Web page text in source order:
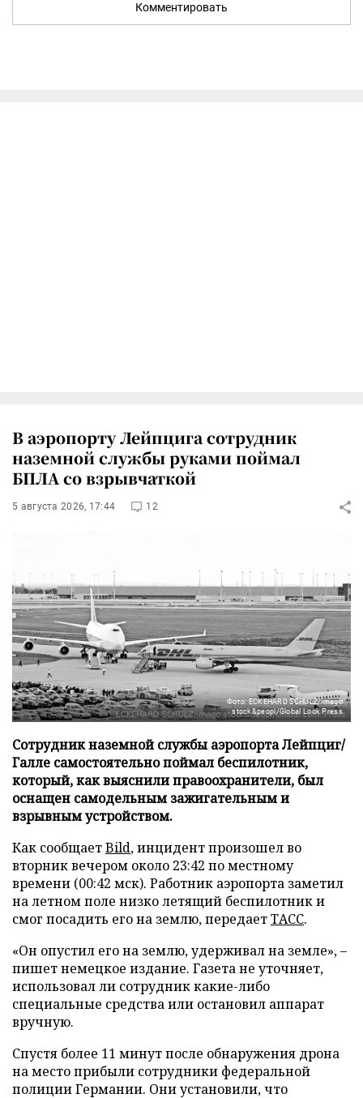
Комментировать
В аэропорту Лейпцига сотрудник
наземной службы руками поймал
БПЛА со взрывчаткой
5 августа 2026, 17:44 12
Фото: ECKEHARD SCHULZ/imago
stock&peopl/Global Look Press
Сотрудник наземной службы аэропорта Лейпциг/
Галле самостоятельно поймал беспилотник,
который, как выяснили правоохранители, был
оснащен самодельным зажигательным и
взрывным устройством.
Как сообщаетBild, инцидент произошел во
вторник вечером около 23:42 по местному
времени (00:42 мск). Работник аэропорта заметил
на летном поле низко летящий беспилотник и
смог посадить его на землю, передаетТАСС.
«Он опустил его на землю, удерживал на земле», –
пишет немецкое издание. Газета не уточняет,
использовал ли сотрудник какие-либо
специальные средства или остановил аппарат
вручную.
Спустя более 11 минут после обнаружения дрона
на место прибыли сотрудники федеральной
полиции Германии. Они установили, что